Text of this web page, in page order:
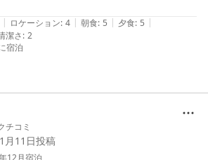
風呂にいた20匹以上は処分して、箱ティッ
念な旅行になりました。箱ティッシュの予備
す。
し猫ちゃんたちは可愛かったので、旅行した
ません。
| ロケーション: 4 | 朝食: 5 | 夕食: 5 |
潔さ: 2
宿泊
チコミ
月11日投稿
12月宿泊